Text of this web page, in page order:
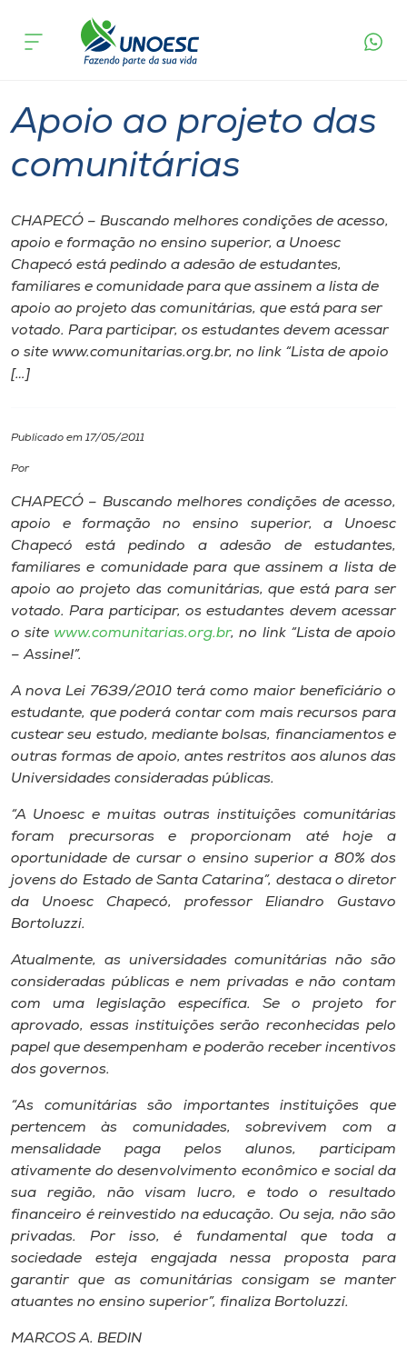
Cursos
Portal de Ensino
A
Diplomados
Cultura
CPA
Biblioteca
Editora
Rádio
Museu
Unoesc
Store
Selecione
o idioma
A-
Apoio ao projeto das
comunitárias
CHAPECÓ – Buscando melhores condições de acesso,
apoio e formação no ensino superior, a Unoesc
Chapecó está pedindo a adesão de estudantes,
familiares e comunidade para que assinem a lista de
apoio ao projeto das comunitárias, que está para ser
votado. Para participar, os estudantes devem acessar
o site www.comunitarias.org.br, no link “Lista de apoio
[…]
Publicado em 17/05/2011
Por
CHAPECÓ – Buscando melhores condições de acesso,
apoio e formação no ensino superior, a Unoesc
Chapecó está pedindo a adesão de estudantes,
familiares e comunidade para que assinem a lista de
apoio ao projeto das comunitárias, que está para ser
votado. Para participar, os estudantes devem acessar
o site www.comunitarias.org.br, no link “Lista de apoio
– Assine!”.
A nova Lei 7639/2010 terá como maior beneficiário o
estudante, que poderá contar com mais recursos para
custear seu estudo, mediante bolsas, financiamentos e
outras formas de apoio, antes restritos aos alunos das
Universidades consideradas públicas.
“A Unoesc e muitas outras instituições comunitárias
foram precursoras e proporcionam até hoje a
oportunidade de cursar o ensino superior a 80% dos
jovens do Estado de Santa Catarina”, destaca o diretor
da Unoesc Chapecó, professor Eliandro Gustavo
Bortoluzzi.
Atualmente, as universidades comunitárias não são
consideradas públicas e nem privadas e não contam
com uma legislação específica. Se o projeto for
aprovado, essas instituições serão reconhecidas pelo
papel que desempenham e poderão receber incentivos
dos governos.
“As comunitárias são importantes instituições que
pertencem às comunidades, sobrevivem com a
mensalidade paga pelos alunos, participam
ativamente do desenvolvimento econômico e social da
sua região, não visam lucro, e todo o resultado
financeiro é reinvestido na educação. Ou seja, não são
privadas. Por isso, é fundamental que toda a
sociedade esteja engajada nessa proposta para
garantir que as comunitárias consigam se manter
atuantes no ensino superior”, finaliza Bortoluzzi.
MARCOS A. BEDIN